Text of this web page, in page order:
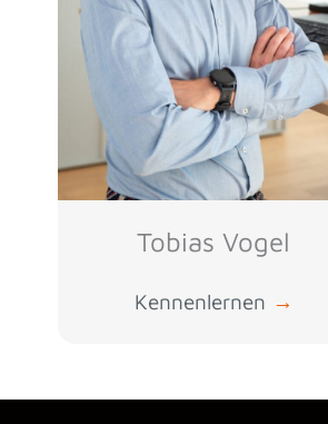
Tobias Vogel
Kennenlernen →